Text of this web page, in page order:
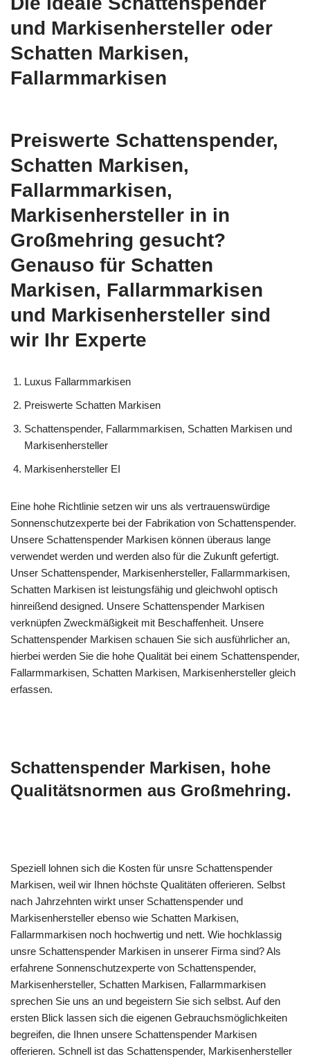
und Markisenhersteller oder
Schatten Markisen,
Fallarmmarkisen
Preiswerte Schattenspender,
Schatten Markisen,
Fallarmmarkisen,
Markisenhersteller in in
Großmehring gesucht?
Genauso für Schatten
Markisen, Fallarmmarkisen
und Markisenhersteller sind
wir Ihr Experte
Luxus Fallarmmarkisen
Preiswerte Schatten Markisen
Schattenspender, Fallarmmarkisen, Schatten Markisen und
Markisenhersteller
Markisenhersteller EI
Eine hohe Richtlinie setzen wir uns als vertrauenswürdige
Sonnenschutzexperte bei der Fabrikation von Schattenspender.
Unsere Schattenspender Markisen können überaus lange
verwendet werden und werden also für die Zukunft gefertigt.
Unser Schattenspender, Markisenhersteller, Fallarmmarkisen,
Schatten Markisen ist leistungsfähig und gleichwohl optisch
hinreißend designed. Unsere Schattenspender Markisen
verknüpfen Zweckmäßigkeit mit Beschaffenheit. Unsere
Schattenspender Markisen schauen Sie sich ausführlicher an,
hierbei werden Sie die hohe Qualität bei einem Schattenspender,
Fallarmmarkisen, Schatten Markisen, Markisenhersteller gleich
erfassen.
Schattenspender Markisen, hohe
Qualitätsnormen aus Großmehring.
Speziell lohnen sich die Kosten für unsre Schattenspender
Markisen, weil wir Ihnen höchste Qualitäten offerieren. Selbst
nach Jahrzehnten wirkt unser Schattenspender und
Markisenhersteller ebenso wie Schatten Markisen,
Fallarmmarkisen noch hochwertig und nett. Wie hochklassig
unsre Schattenspender Markisen in unserer Firma sind? Als
erfahrene Sonnenschutzexperte von Schattenspender,
Markisenhersteller, Schatten Markisen, Fallarmmarkisen
sprechen Sie uns an und begeistern Sie sich selbst. Auf den
ersten Blick lassen sich die eigenen Gebrauchsmöglichkeiten
begreifen, die Ihnen unsere Schattenspender Markisen
offerieren. Schnell ist das Schattenspender, Markisenhersteller